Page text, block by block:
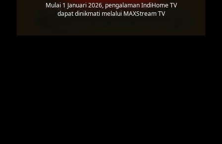
Mulai 1 Januari 2026, pengalaman IndiHome TV
dapat dinikmati melalui MAXStream TV